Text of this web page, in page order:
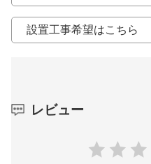
設置工事希望はこちら
レビュー